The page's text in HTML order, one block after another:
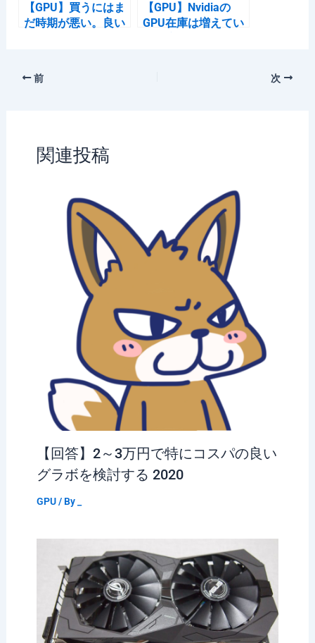
【GPU】買うにはま
だ時期が悪い。良い
【GPU】Nvidiaの
GPU在庫は増えてい
前 次
関連投稿
【回答】2～3万円で特にコスパの良い
グラボを検討する 2020
GPU/ By